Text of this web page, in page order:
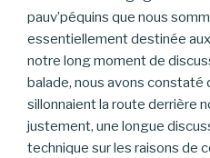
pauv’péquins que nous
essentiellement destinée
notre long moment de
balade, nous avons constaté
sillonnaient la route derrière
justement, une longue
technique sur les raisons de